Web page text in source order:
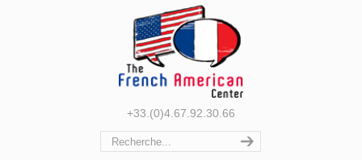
+33.(0)4.67.92.30.66